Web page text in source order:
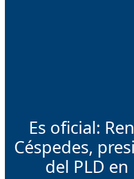
Es oficial:
Céspedes,
del PLD